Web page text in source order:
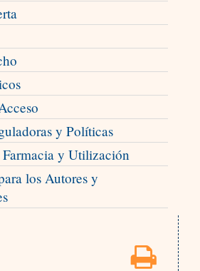
y Políticas
y Utilización
los Autores y